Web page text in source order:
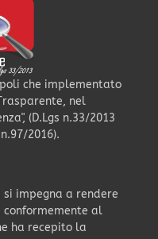
che implementato
nel
(D.Lgs n.33/2013
2016).
impegna a rendere
al
ha recepito la